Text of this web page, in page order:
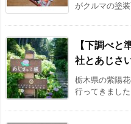
がクルマの塗
【下調べ
社とあじさ
栃木県の紫陽
行ってきまし